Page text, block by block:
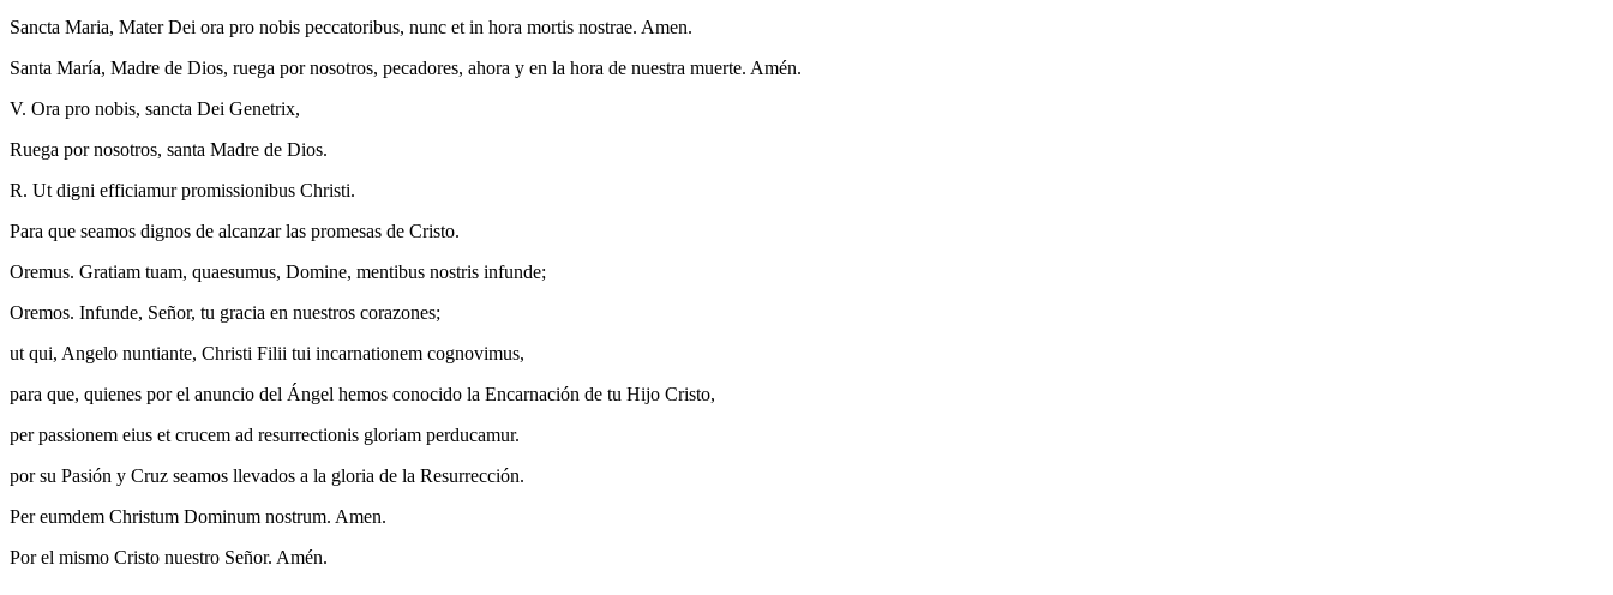
Sancta Maria, Mater Dei ora pro nobis peccatoribus, nunc et in hora mortis nostrae. Amen.
Santa María, Madre de Dios, ruega por nosotros, pecadores, ahora y en la hora de nuestra muerte. Amén.
V. Ora pro nobis, sancta Dei Genetrix,
Ruega por nosotros, santa Madre de Dios.
R. Ut digni efficiamur promissionibus Christi.
Para que seamos dignos de alcanzar las promesas de Cristo.
Oremus. Gratiam tuam, quaesumus, Domine, mentibus nostris infunde;
Oremos. Infunde, Señor, tu gracia en nuestros corazones;
ut qui, Angelo nuntiante, Christi Filii tui incarnationem cognovimus,
para que, quienes por el anuncio del Ángel hemos conocido la Encarnación de tu Hijo Cristo,
per passionem eius et crucem ad resurrectionis gloriam perducamur.
por su Pasión y Cruz seamos llevados a la gloria de la Resurrección.
Per eumdem Christum Dominum nostrum. Amen.
Por el mismo Cristo nuestro Señor. Amén.